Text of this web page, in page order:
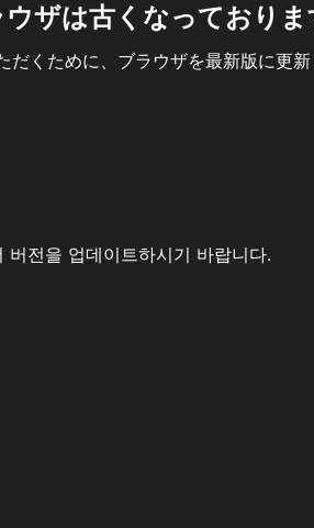
ザは古くなっておりま
くために、ブラウザを最新版に更新
전을 업데이트하시기 바랍니다.